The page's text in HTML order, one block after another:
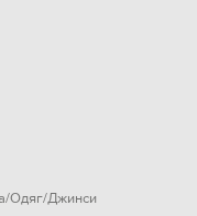
Одяг Джинси